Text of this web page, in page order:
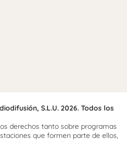
S.L.U. 2026. Todos los
derechos tanto sobre programas
que formen parte de ellos,